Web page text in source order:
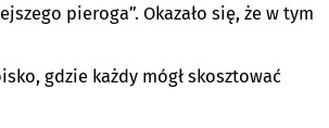
pieroga”. Okazało się, że w tym
gdzie każdy mógł skosztować